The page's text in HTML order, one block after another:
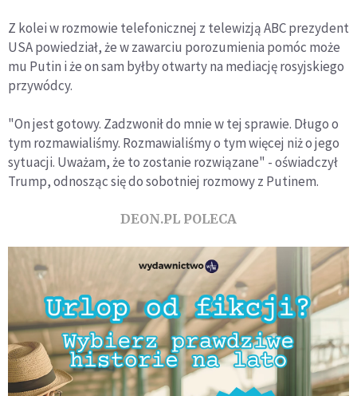
Z kolei w rozmowie telefonicznej z telewizją ABC prezydent
USA powiedział, że w zawarciu porozumienia pomóc może
mu Putin i że on sam byłby otwarty na mediację rosyjskiego
przywódcy.
"On jest gotowy. Zadzwonił do mnie w tej sprawie. Długo o
tym rozmawialiśmy. Rozmawialiśmy o tym więcej niż o jego
sytuacji. Uważam, że to zostanie rozwiązane" - oświadczył
Trump, odnosząc się do sobotniej rozmowy z Putinem.
DEON.PL POLECA